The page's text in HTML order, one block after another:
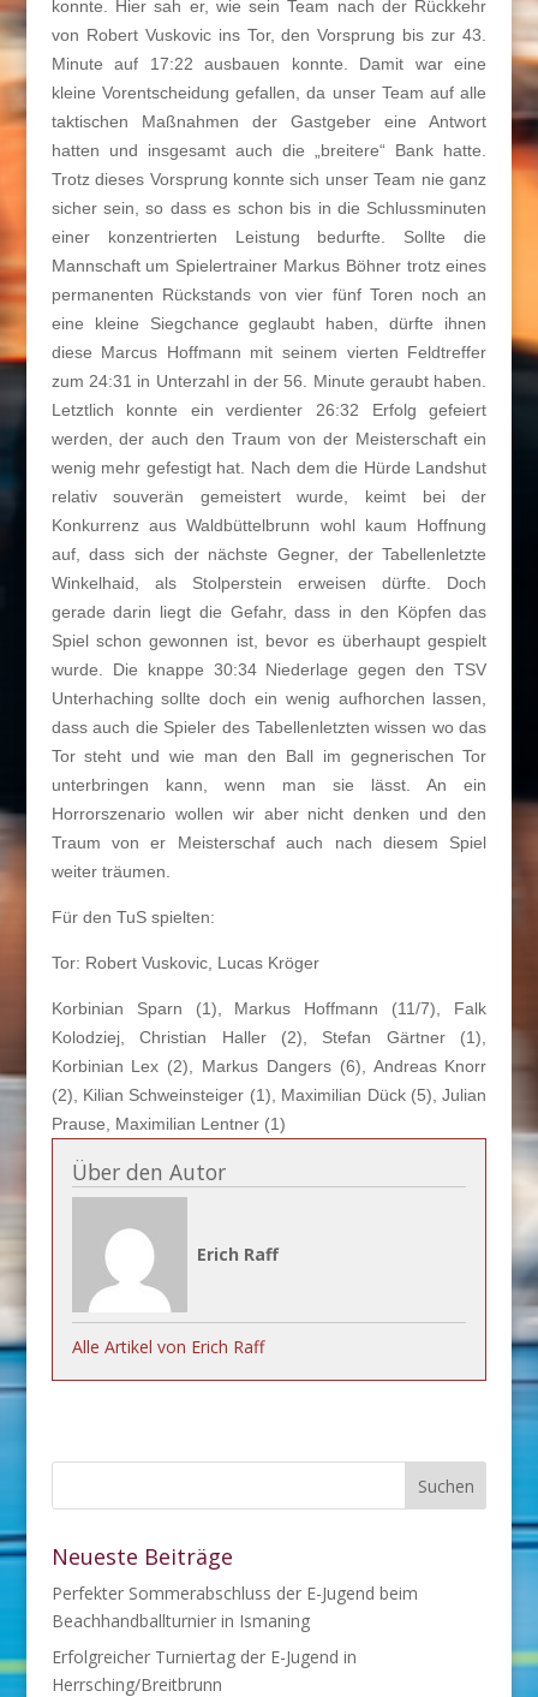
konnte. Hier sah er, wie sein Team nach der Rückkehr
von Robert Vuskovic ins Tor, den Vorsprung bis zur 43.
Minute auf 17:22 ausbauen konnte. Damit war eine
kleine Vorentscheidung gefallen, da unser Team auf alle
taktischen Maßnahmen der Gastgeber eine Antwort
hatten und insgesamt auch die „breitere“ Bank hatte.
Trotz dieses Vorsprung konnte sich unser Team nie ganz
sicher sein, so dass es schon bis in die Schlussminuten
einer konzentrierten Leistung bedurfte. Sollte die
Mannschaft um Spielertrainer Markus Böhner trotz eines
permanenten Rückstands von vier fünf Toren noch an
eine kleine Siegchance geglaubt haben, dürfte ihnen
diese Marcus Hoffmann mit seinem vierten Feldtreffer
zum 24:31 in Unterzahl in der 56. Minute geraubt haben.
Letztlich konnte ein verdienter 26:32 Erfolg gefeiert
werden, der auch den Traum von der Meisterschaft ein
wenig mehr gefestigt hat. Nach dem die Hürde Landshut
relativ souverän gemeistert wurde, keimt bei der
Konkurrenz aus Waldbüttelbrunn wohl kaum Hoffnung
auf, dass sich der nächste Gegner, der Tabellenletzte
Winkelhaid, als Stolperstein erweisen dürfte. Doch
gerade darin liegt die Gefahr, dass in den Köpfen das
Spiel schon gewonnen ist, bevor es überhaupt gespielt
wurde. Die knappe 30:34 Niederlage gegen den TSV
Unterhaching sollte doch ein wenig aufhorchen lassen,
dass auch die Spieler des Tabellenletzten wissen wo das
Tor steht und wie man den Ball im gegnerischen Tor
unterbringen kann, wenn man sie lässt. An ein
Horrorszenario wollen wir aber nicht denken und den
Traum von er Meisterschaf auch nach diesem Spiel
weiter träumen.
Für den TuS spielten:
Tor: Robert Vuskovic, Lucas Kröger
Korbinian Sparn (1), Markus Hoffmann (11/7), Falk
Kolodziej, Christian Haller (2), Stefan Gärtner (1),
Korbinian Lex (2), Markus Dangers (6), Andreas Knorr
(2), Kilian Schweinsteiger (1), Maximilian Dück (5), Julian
Prause, Maximilian Lentner (1)
Über den Autor
Erich Raff
Alle Artikel von Erich Raff
Neueste Beiträge
Perfekter Sommerabschluss der E-Jugend beim
Beachhandballturnier in Ismaning
Erfolgreicher Turniertag der E-Jugend in
Herrsching/Breitbrunn